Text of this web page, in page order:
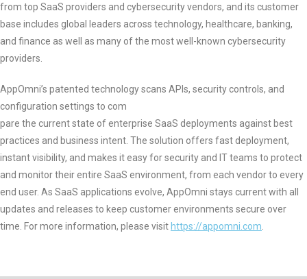
from top SaaS providers and cybersecurity vendors, and its customer
base includes global leaders across technology, healthcare, banking,
and finance as well as many of the most well-known cybersecurity
providers.
AppOmni’s patented technology scans APIs, security controls, and
configuration settings to com
pare the current state of enterprise SaaS deployments against best
practices and business intent. The solution offers fast deployment,
instant visibility, and makes it easy for security and IT teams to protect
and monitor their entire SaaS environment, from each vendor to every
end user. As SaaS applications evolve, AppOmni stays current with all
updates and releases to keep customer environments secure over
time. For more information, please visit https://appomni.com